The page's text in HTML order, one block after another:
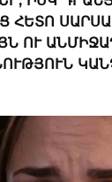
ՀԵՏՈ
ՈՒ